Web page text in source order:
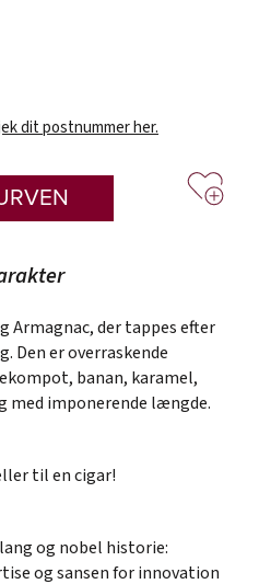
dit postnummer her.
Armagnac, der tappes efter
Den er overraskende
banan, karamel,
med imponerende længde.
til en cigar!
og nobel historie:
og sansen for innovation